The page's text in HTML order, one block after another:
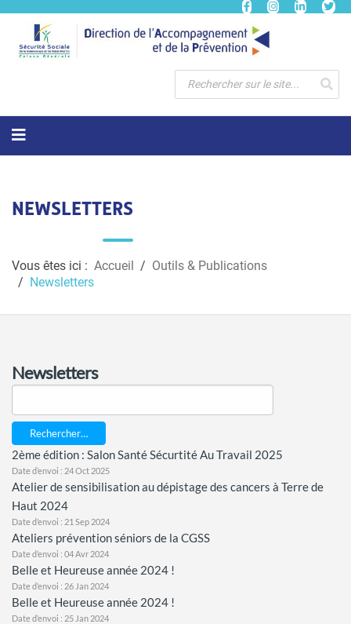
NEWSLETTERS
Vous êtes ici : Accueil
Outils & Publications
Newsletters
Newsletters
Rechercher…
2ème édition : Salon Santé Sécurtité Au Travail 2025
Date d’envoi : 24 Oct 2025
Atelier de sensibilisation au dépistage des cancers à Terre de
Haut 2024
Date d’envoi : 21 Sep 2024
Ateliers prévention séniors de la CGSS
Date d’envoi : 04 Avr 2024
Belle et Heureuse année 2024 !
Date d’envoi : 26 Jan 2024
Belle et Heureuse année 2024 !
Date d’envoi : 25 Jan 2024